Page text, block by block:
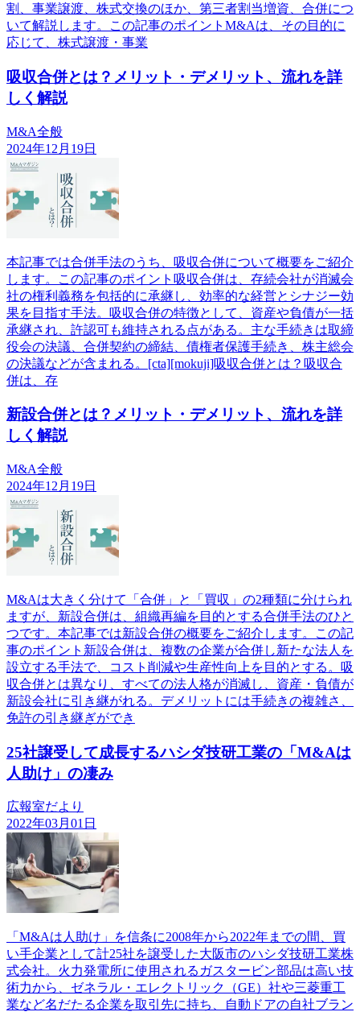
割、事業譲渡、株式交換のほか、第三者割当増資、合併につ
いて解説します。この記事のポイントM&Aは、その目的に
応じて、株式譲渡・事業
吸収合併とは？メリット・デメリット、流れを詳
しく解説
M&A全般
2024年12月19日
本記事では合併手法のうち、吸収合併について概要をご紹介
します。この記事のポイント吸収合併は、存続会社が消滅会
社の権利義務を包括的に承継し、効率的な経営とシナジー効
果を目指す手法。吸収合併の特徴として、資産や負債が一括
承継され、許認可も維持される点がある。主な手続きは取締
役会の決議、合併契約の締結、債権者保護手続き、株主総会
の決議などが含まれる。[cta][mokuji]吸収合併とは？吸収合
併は、存
新設合併とは？メリット・デメリット、流れを詳
しく解説
M&A全般
2024年12月19日
M&Aは大きく分けて「合併」と「買収」の2種類に分けられ
ますが、新設合併は、組織再編を目的とする合併手法のひと
つです。本記事では新設合併の概要をご紹介します。この記
事のポイント新設合併は、複数の企業が合併し新たな法人を
設立する手法で、コスト削減や生産性向上を目的とする。吸
収合併とは異なり、すべての法人格が消滅し、資産・負債が
新設会社に引き継がれる。デメリットには手続きの複雑さ、
免許の引き継ぎができ
25社譲受して成長するハシダ技研工業の「M&Aは
人助け」の凄み
広報室だより
2022年03月01日
「M&Aは人助け」を信条に2008年から2022年までの間、買
い手企業として計25社を譲受した大阪市のハシダ技研工業株
式会社。火力発電所に使用されるガスタービン部品は高い技
術力から、ゼネラル・エレクトリック（GE）社や三菱重工
業など名だたる企業を取引先に持ち、自動ドアの自社ブラン